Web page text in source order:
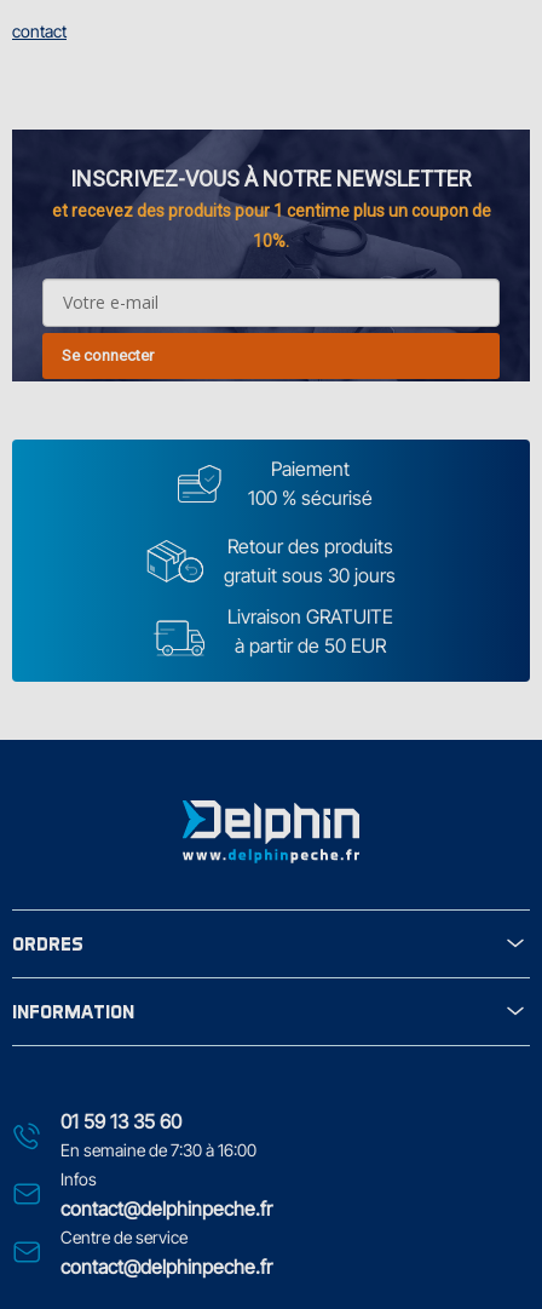
contact
INSCRIVEZ-VOUS À NOTRE NEWSLETTER
et recevez des produits pour 1 centime plus un coupon de
10%.
Se connecter
Paiement
100 % sécurisé
Retour des produits
gratuit sous 30 jours
Livraison GRATUITE
à partir de 50 EUR
01 59 13 35 60
En semaine de 7:30 à 16:00
Infos
contact@delphinpeche.fr
Centre de service
contact@delphinpeche.fr
ORDRES
INFORMATION